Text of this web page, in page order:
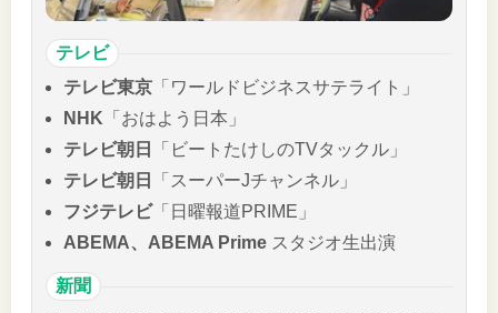
テレビ
テレビ東京 「ワールドビジネスサテライト」
NHK 「おはよう日本」
テレビ朝日
「ビートたけしのTVタックル」
テレビ朝日
「スーパーJチャンネル」
フジテレビ「日曜報道PRIME」
ABEMA、ABEMA Prime スタジオ生出演
新聞